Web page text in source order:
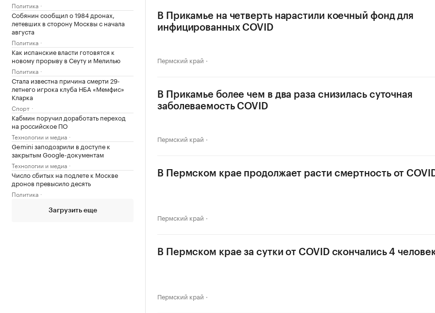
Политика
Собянин сообщил о 1984 дронах,
летевших в сторону Москвы с начала
августа
Политика
Как испанские власти готовятся к
новому прорыву в Сеуту и Мелилью
Политика
Стала известна причина смерти 29-
летнего игрока клуба НБА «Мемфис»
Кларка
Спорт
Кабмин поручил доработать переход
на российское ПО
Технологии и медиа
Gemini заподозрили в доступе к
закрытым Google-документам
Технологии и медиа
Число сбитых на подлете к Москве
дронов превысило десять
Политика
Загрузить еще
В Прикамье на четверть нарастили коечный фонд для
инфицированных COVID
Пермский край
В Прикамье более чем в два раза снизилась суточная
заболеваемость COVID
Пермский край
В Пермском крае продолжает расти смертность от
Пермский край
В Пермском крае за сутки от COVID скончались 4
Пермский край